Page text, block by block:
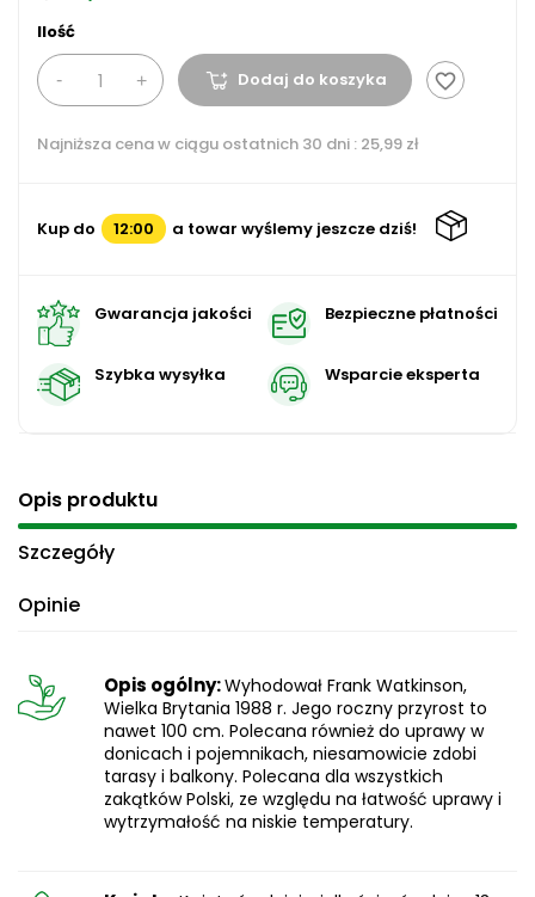
Ilość
Dodaj do koszyka favorite_border
Najniższa cena w ciągu ostatnich 30 dni : 25,99 zł
Kup do 12:00 a towar wyślemy jeszcze dziś!
Gwarancja jakości Bezpieczne płatności
Szybka wysyłka Wsparcie eksperta
Opis produktu
Szczegóły
Opinie
Opis ogólny:Wyhodował Frank Watkinson,
Wielka Brytania 1988 r. Jego roczny przyrost to
nawet 100 cm. Polecana również do uprawy w
donicach i pojemnikach, niesamowicie zdobi
tarasy i balkony. Polecana dla wszystkich
zakątków Polski, ze względu na łatwość uprawy i
wytrzymałość na niskie temperatury.